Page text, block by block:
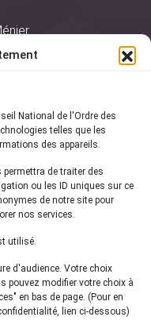
National de l'Ordre des
telles que les
des appareils.
de traiter des
ou les ID uniques sur ce
de notre site pour
nos services.
utilisé.
d'audience. Votre choix
pouvez modifier votre choix à
en bas de page. (Pour en
lien ci-dessous)
16
80
newsletter